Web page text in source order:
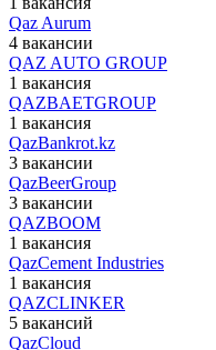
Qaz Aurum
4 вакансии
QAZ AUTO GROUP
1 вакансия
QAZBAETGROUP
1 вакансия
QazBankrot.kz
3 вакансии
QazBeerGroup
3 вакансии
QAZBOOM
1 вакансия
QazCement Industries
1 вакансия
QAZCLINKER
5 вакансий
QazCloud